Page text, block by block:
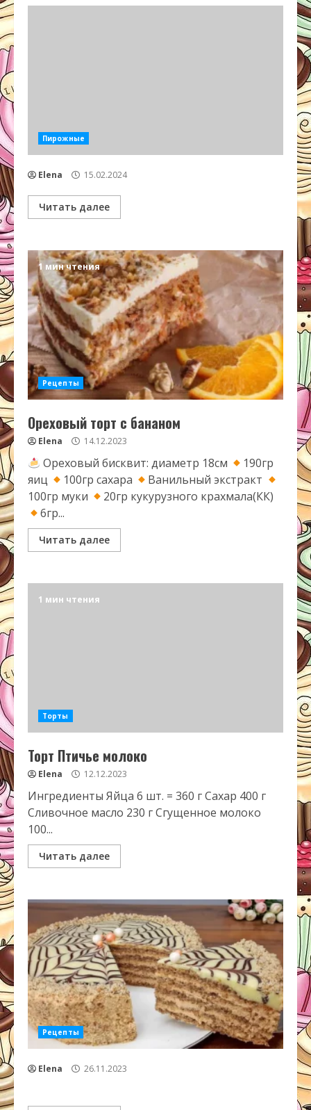
Пирожные
Elena 15.02.2024
Читать далее
1 мин чтения
Рецепты
Ореховый торт с бананом
Elena 14.12.2023
Ореховый бисквит: диаметр 18см
190гр
яиц
100гр сахара
Ванильный экстракт
100гр муки
20гр кукурузного крахмала(КК)
6гр...
Читать далее
1 мин чтения
Торты
Торт Птичье молоко
Elena 12.12.2023
Ингредиенты Яйца 6 шт. = 360 г Сахар 400 г
Сливочное масло 230 г Сгущенное молоко
100...
Читать далее
Рецепты
Elena 26.11.2023